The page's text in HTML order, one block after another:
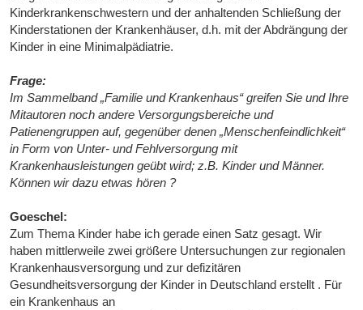
Kinderkrankenschwestern und der anhaltenden Schließung der
Kinderstationen der Krankenhäuser, d.h. mit der Abdrängung der
Kinder in eine Minimalpädiatrie.
Frage:
Im Sammelband „Familie und Krankenhaus“ greifen Sie und Ihre
Mitautoren noch andere Versorgungsbereiche und
Patienengruppen auf, gegenüber denen „Menschenfeindlichkeit“
in Form von Unter- und Fehlversorgung mit
Krankenhausleistungen geübt wird; z.B. Kinder und Männer.
Können wir dazu etwas hören ?
Goeschel:
Zum Thema Kinder habe ich gerade einen Satz gesagt. Wir
haben mittlerweile zwei größere Untersuchungen zur regionalen
Krankenhausversorgung und zur defizitären
Gesundheitsversorgung der Kinder in Deutschland erstellt . Für
ein Krankenhaus an